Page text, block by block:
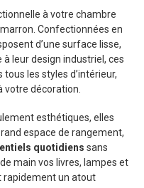
à votre chambre
Confectionnées en
d’une surface lisse,
leur design industriel, ces
les styles d’intérieur,
décoration.
esthétiques, elles
espace de rangement,
quotidiens sans
main vos livres, lampes et
rapidement un atout